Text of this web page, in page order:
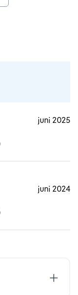
juni 2025
juni 2024